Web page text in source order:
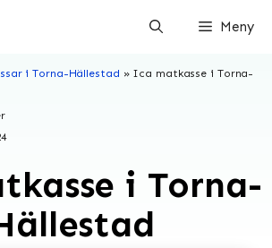
Meny
i Torna-Hällestad » Ica matkasse i Torna-
i Torna-